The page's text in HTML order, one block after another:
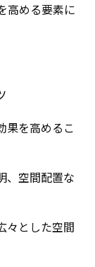
高める要素に
果を高めるこ
、空間配置な
々とした空間